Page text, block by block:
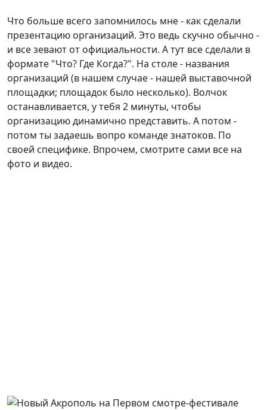
Что больше всего запомнилось мне - как сделали
презентацию организаций. Это ведь скучно обычно -
и все зевают от официальности. А тут все сделали в
формате "Что? Где Когда?". На столе - названия
организаций (в нашем случае - нашей выставочной
площадки; площадок было несколько). Волчок
останавливается, у тебя 2 минуты, чтобы
организацию динамично представить. А потом -
потом ты задаешь вопро команде знатоков. По
своей специфике. Впрочем, смотрите сами все на
фото и видео.